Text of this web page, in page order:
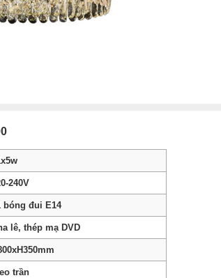
240V
bóng đui E14
lê, thép mạ DVD
trần